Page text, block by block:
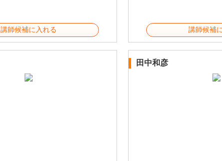
講師候補に入れる 講師候補
田中和彦